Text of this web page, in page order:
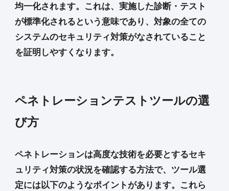
均一化されます。これは、実施した診断・テスト
が標準化されるという意味であり、対象の全ての
システムのセキュリティ対策がなされていること
を証明しやすくなります。
ペネトレーションテストツールの選
び方
ペネトレーションは高度な技術を必要とするセキ
ュリティ対策の状況を確認する方法で、ツール選
定には以下のようなポイントがあります。これら